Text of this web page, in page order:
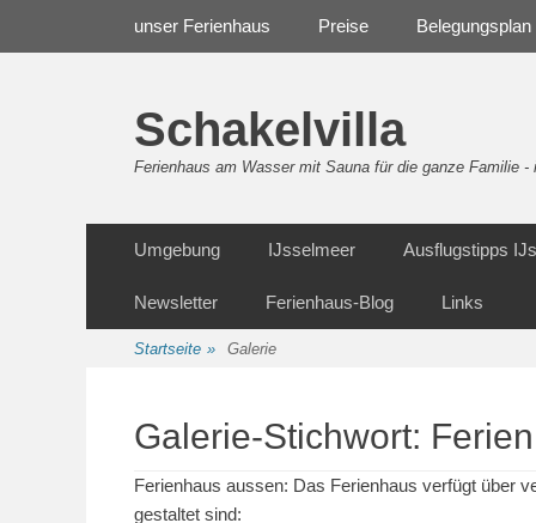
unser Ferienhaus Preise Belegungsplan
Schakelvilla
Ferienhaus am Wasser mit Sauna für die ganze Familie
Inhalt
Umgebung IJsselmeer Ausflugstipps
Newsletter Ferienhaus-Blog Links
Startseite » Galerie
Galerie-Stichwort:
Ferienhaus aussen: Das Ferienhaus verfügt über
gestaltet sind: